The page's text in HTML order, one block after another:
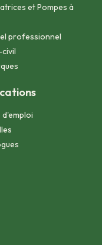
et Pompes à
professionnel